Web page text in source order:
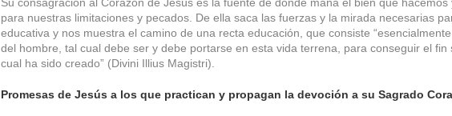
para nuestras limitaciones y pecados. De ella saca las fuerzas y la mirada necesarias
educativa y nos muestra el camino de una recta educación, que consiste
del hombre, tal cual debe ser y debe portarse en esta vida terrena, para conseguir el fin
cual ha sido creado” (Divini Illius Magistri).
Promesas de Jesús a los que practican y propagan la devoción a su Sagrado